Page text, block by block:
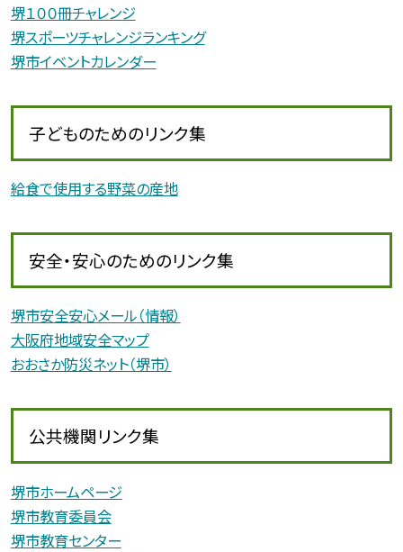
堺１００冊チャレンジ
堺スポーツチャレンジランキング
堺市イベントカレンダー
子どものためのリンク集
給食で使用する野菜の産地
安全・安心のためのリンク集
堺市安全安心メール（情報）
大阪府地域安全マップ
おおさか防災ネット（堺市）
公共機関リンク集
堺市ホームページ
堺市教育委員会
堺市教育センター